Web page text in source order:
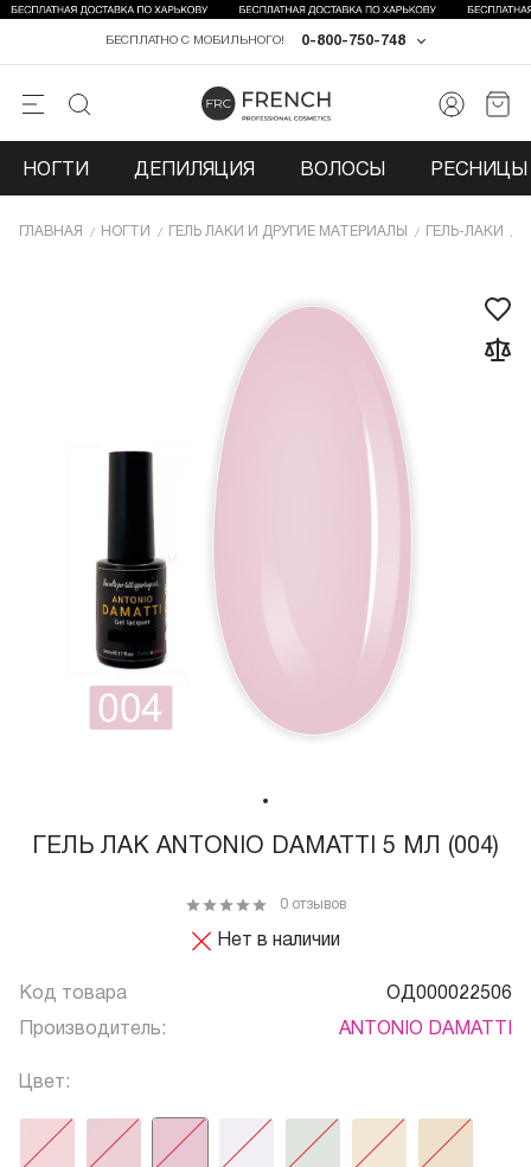
0-800-750-748
БЕСПЛАТНО С МОБИЛЬНОГО!
НОГТИ ДЕПИЛЯЦИЯ ВОЛОСЫ РЕСНИЦЫ
ГЛАВНАЯ НОГТИ ГЕЛЬ ЛАКИ И ДРУГИЕ МАТЕРИАЛЫ ГЕЛЬ-ЛАКИ
ГЕЛЬ ЛАК ANTONIO DAMATTI 5 МЛ (004)
Нет в наличии
0 отзывов
Код товара ОД000022506
Производитель: ANTONIO DAMATTI
Цвет: